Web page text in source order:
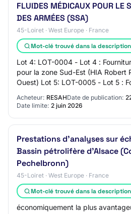
FLUIDES MÉDICAUX POUR LE
DES ARMÉES (SSA)
45-Loiret · West Europe · France
Mot-clé trouvé dans la description
Lot 4: LOT-0004 - Lot 4 :
pour la zone Sud-Est (HIA Robert
Ouest) Lot 5: LOT-0005 - Lot 5 :
Acheteur: RESAHDate de publication:
Date limite: 2 juin 2026
Prestations d'analyses sur
Bassin pétrolifère d'Alsace
Pechelbronn)
45-Loiret · West Europe · France
Mot-clé trouvé dans la description
économiquement la plus